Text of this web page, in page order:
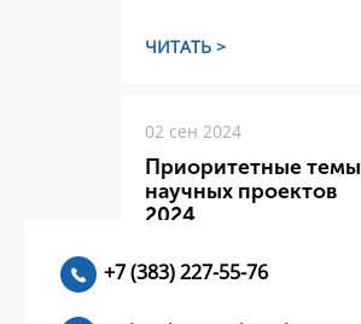
ЧИТАТЬ >
02 сен 2024
Приоритетные темы
научных проектов
2024
ЧИТАТЬ >
+7 (383) 227-55-76